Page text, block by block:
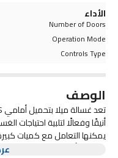
الأداء
Number of Doors
Operation Mode
Controls Type
الوصف
يمكنها التعامل مع كميات
للعائلات أو الأسر التي لديها
تتميز هذه الغسالة بتقنية